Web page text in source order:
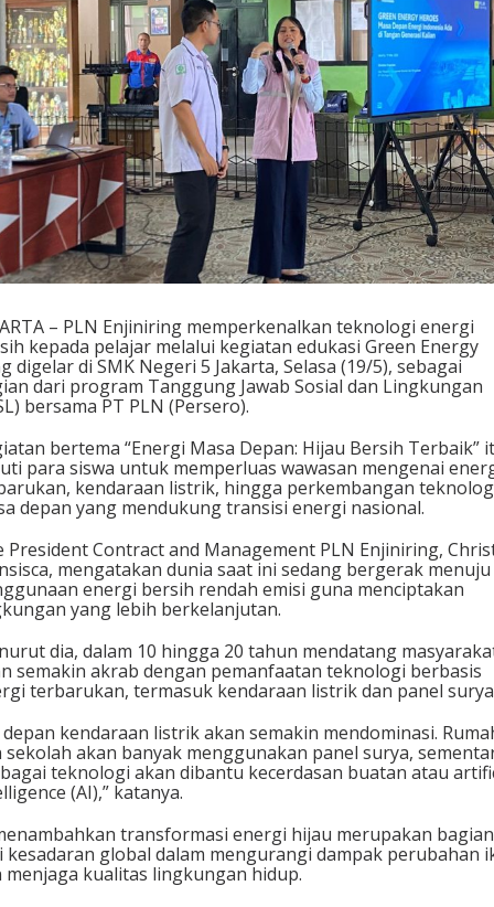
T
e
k
n
o
l
o
g
i
E
n
e
r
g
e
r
s
i
h
e
p
a
d
P
e
l
a
a
r
J
k
a
r
t
– PLN Enjiniring memperkenalkan teknologi energi
kepada pelajar melalui kegiatan edukasi Green Energy
digelar di SMK Negeri 5 Jakarta, Selasa (19/5), sebagai
dari program Tanggung Jawab Sosial dan Lingkungan
bersama PT PLN (Persero).
bertema “Energi Masa Depan: Hijau Bersih Terbaik”
para siswa untuk memperluas wawasan mengenai
kendaraan listrik, hingga perkembangan
depan yang mendukung transisi energi nasional.
President Contract and Management PLN Enjiniring,
mengatakan dunia saat ini sedang bergerak menuju
energi bersih rendah emisi guna menciptakan
yang lebih berkelanjutan.
dia, dalam 10 hingga 20 tahun mendatang
semakin akrab dengan pemanfaatan teknologi berbasis
terbarukan, termasuk kendaraan listrik dan panel
depan kendaraan listrik akan semakin mendominasi.
sekolah akan banyak menggunakan panel surya,
teknologi akan dibantu kecerdasan buatan atau
(AI),” katanya.
transformasi energi hijau merupakan bagian
kesadaran global dalam mengurangi dampak perubahan
menjaga kualitas lingkungan hidup.